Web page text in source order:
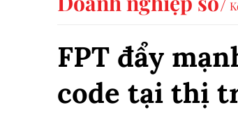
FPT đẩy
code tại thị